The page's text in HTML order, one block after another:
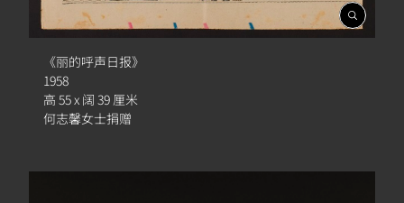
開
啟
《丽的呼声日报》
1958
高 55 x 阔 39 厘米
何志馨女士捐赠